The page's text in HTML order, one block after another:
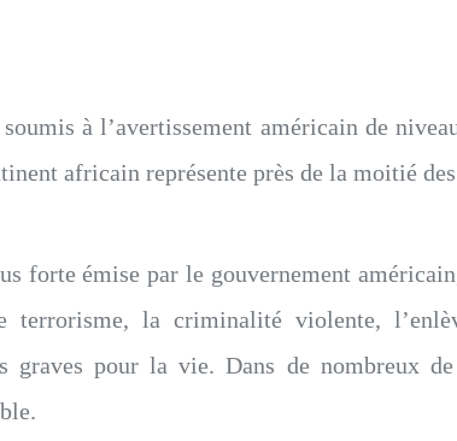
à l’avertissement américain de
africain représente près de la moitié
forte émise par le gouvernement
la criminalité violente,
graves pour la vie. Dans de nombreux